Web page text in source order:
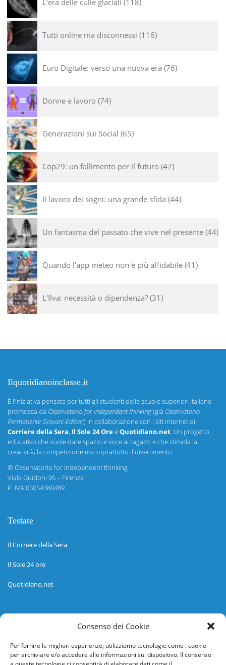
Consenso dei Cookie
Per fornire le migliori esperienze, utilizziamo tecnologie come i cookie
per archiviare e/o accedere alle informazioni sul dispositivo. Il consenso
Tutti online ma disconnessi 116
Euro Digitale: verso una nuova era 76
Donne e lavoro 74
Generazioni sui Social 65
Cop29: un fallimento per il futuro 47
Il lavoro dei sogni: una grande sfida 44
Un fantasma del passato che vive nel presente 44
Quando l'app meteo non è più affidabile 41
L’Ilva: necessità o dipendenza? 31
Ilquotidianoinclasse.it
È l’iniziativa pensata per tutti gli studenti delle scuole superiori italiane
promossa da Osservatorio for independent thinking(già Osservatorio
Permanente Giovani-Editori) in collaborazione con i siti internet di
Corriere della Sera, Il Sole 24 OreeQuotidiano.net. Un progetto
educativo che vuole dare spazio e voce ai ragazzi e che stimola la
creatività, la competizione ma soprattutto il divertimento.
©Osservatorio for independent thinking
Viale Guidoni 95 – Firenze
P. IVA 05054380489
Testate
Il Corriere della Sera
Il Sole 24 ore
Quotidiano.net
Informazioni
Help desk